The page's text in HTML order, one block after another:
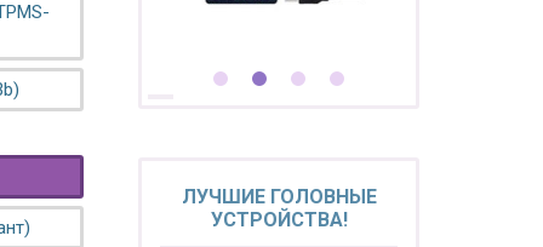
ЛУЧШИЕ ГОЛОВНЫЕ
УСТРОЙСТВА!